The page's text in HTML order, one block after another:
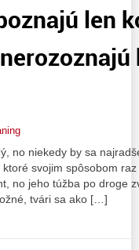
len
no niekedy by sa
svojim spôsobom
no jeho túžba po droge
tvári sa ako […]